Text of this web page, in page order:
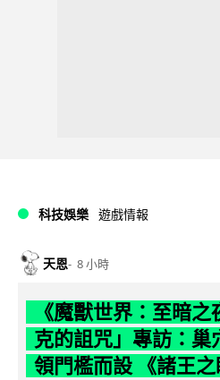
科技娛樂 遊戲情報
天恩 8 小時
《魔獸世界：至暗
克的詛咒」專訪：巢
領門檻而設 《諸王